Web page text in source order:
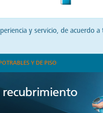
y servicio, de acuerdo
Y DE PISO